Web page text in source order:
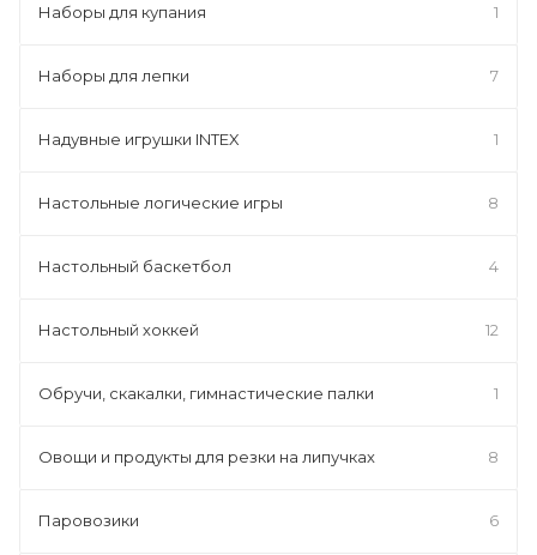
Наборы для купания 1
Наборы для лепки 7
Надувные игрушки INTEX 1
Настольные логические игры 8
Настольный баскетбол 4
Настольный хоккей 12
Обручи, скакалки, гимнастические палки 1
Овощи и продукты для резки на липучках 8
Паровозики 6